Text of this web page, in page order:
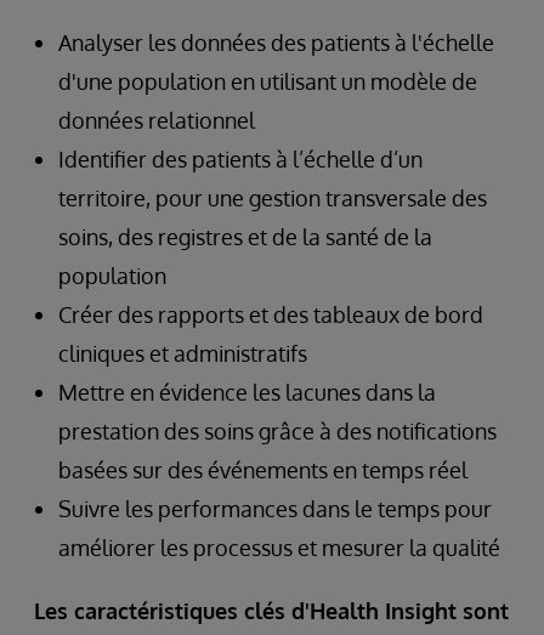
Analyser les données des patients à l'échelle
d'une population en utilisant un modèle de
données relationnel
Identifier des patients à l’échelle d’un
territoire, pour une gestion transversale des
soins, des registres et de la santé de la
population
Créer des rapports et des tableaux de bord
cliniques et administratifs
Mettre en évidence les lacunes dans la
prestation des soins grâce à des notifications
basées sur des événements en temps réel
Suivre les performances dans le temps pour
améliorer les processus et mesurer la qualité
Les caractéristiques clés d'Health Insight sont